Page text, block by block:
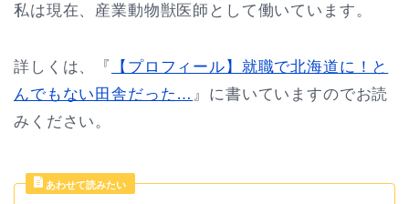
私は現在、産業動物獣医師として働いています。
詳しくは、『
【プロフィール】就職で北海道に！と
んでもない田舎だった… 』に書いていますのでお読
みください。